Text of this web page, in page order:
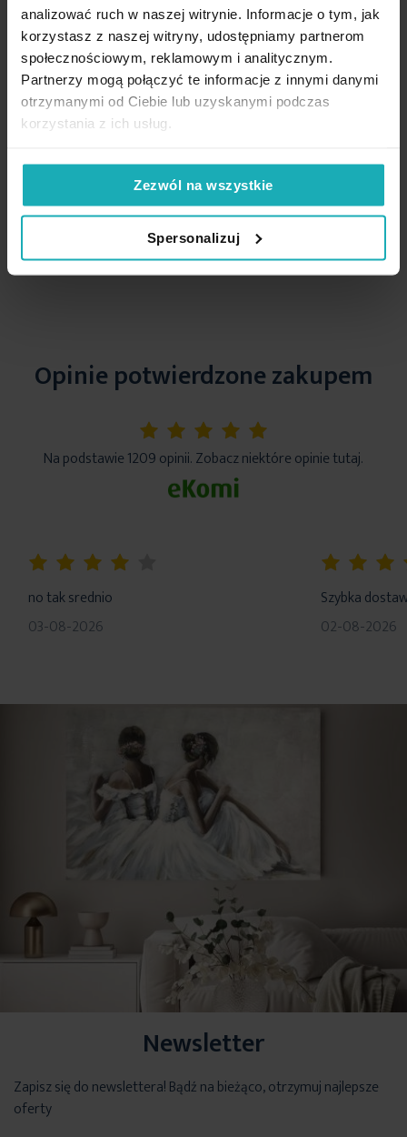
analizować ruch w naszej witrynie. Informacje o tym, jak
korzystasz z naszej witryny, udostępniamy partnerom
społecznościowym, reklamowym i analitycznym.
Partnerzy mogą połączyć te informacje z innymi danymi
otrzymanymi od Ciebie lub uzyskanymi podczas
korzystania z ich usług.
Zezwól na wszystkie
Spersonalizuj
Podobne produkty
Opinie potwierdzone zakupem
5%
Na podstawie 1209 opinii. Zobacz niektóre opinie tutaj.
no tak srednio
03-08-2026
Szybka
02-08-2026
Newsletter
Zapisz się do newslettera! Bądź na bieżąco, otrzymuj najlepsze
oferty